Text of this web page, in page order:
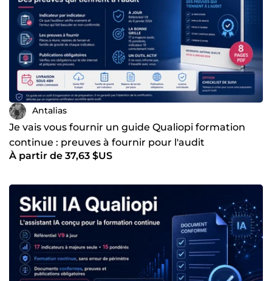
Antalias
Je vais vous fournir un guide Qualiopi formation
continue : preuves à fournir pour l'audit
À partir de 37,63 $US